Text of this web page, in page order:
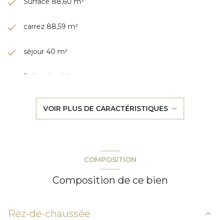
carrez 88,59 m²
séjour 40 m²
2 chambre(s)
cuisine américaine (équipée)
Chauffage individuel : autre (electrique)
VOIR PLUS DE CARACTÉRISTIQUES
COMPOSITION
Composition de ce bien
Rez-de-chaussée